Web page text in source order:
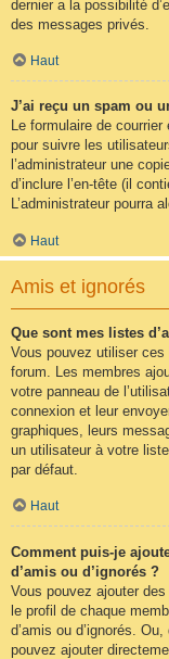
dernier a la possibilité
des messages privés.
Haut
J’ai reçu un spam ou
Le formulaire de
pour suivre les
l’administrateur une
d’inclure l’en-tête (il
L’administrateur pourra
Haut
Amis et ignorés
Que sont mes listes
Vous pouvez utiliser
forum. Les membres
votre panneau de
connexion et leur
graphiques, leurs
un utilisateur à votre
par défaut.
Haut
Comment puis-je
d’amis ou d’ignorés ?
Vous pouvez ajouter
le profil de chaque
d’amis ou d’ignorés.
pouvez ajouter